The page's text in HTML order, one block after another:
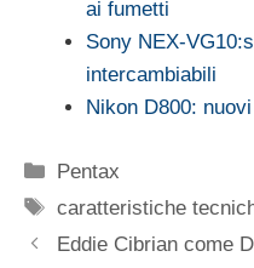
ai fumetti
Sony NEX-
intercambiabili
Nikon D800:
Categorie
Pentax
Tag
caratteristiche
Eddie Cibrian come